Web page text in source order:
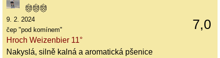
7,0
9. 2. 2024
čep "pod komínem"
Hroch Weizenbier 11°
Nakyslá, silně kalná a aromatická pšenice